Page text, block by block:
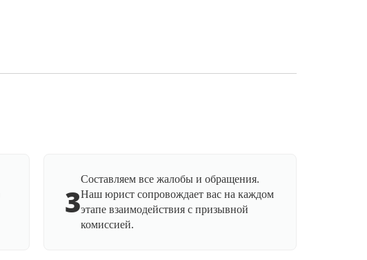
3
Составляем все жалобы и обращения.
Наш юрист сопровождает вас на каждом
этапе взаимодействия с призывной
комиссией.